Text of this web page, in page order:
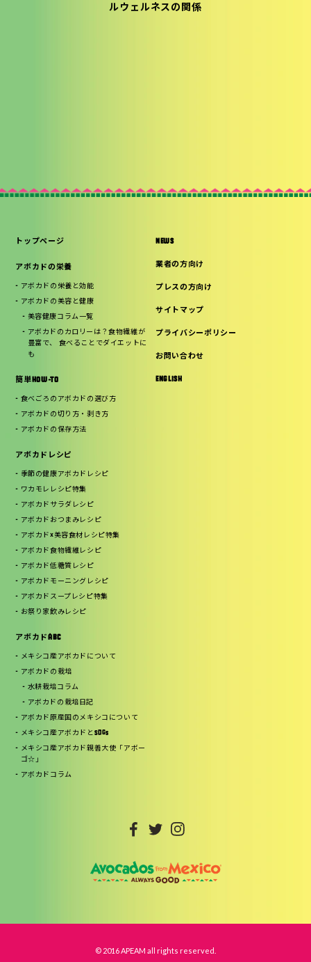
ルウェルネスの関係
トップページ
アボカドの栄養
アボカドの栄養と効能
アボカドの美容と健康
美容健康コラム一覧
アボカドのカロリーは？食物繊維が
豊富で、 食べることでダイエットに
も
簡単HOW-TO
食べごろのアボカドの選び方
アボカドの切り方・剥き方
アボカドの保存方法
アボカドレシピ
季節の健康アボカドレシピ
ワカモレレシピ特集
アボカドサラダレシピ
アボカドおつまみレシピ
アボカド×美容食材レシピ特集
アボカド食物繊維レシピ
アボカド低糖質レシピ
アボカドモーニングレシピ
アボカドスープレシピ特集
お祭り家飲みレシピ
アボカドABC
メキシコ産アボカドについて
アボカドの栽培
水耕栽培コラム
アボカドの栽培日記
アボカド原産国のメキシコについて
メキシコ産アボカドとSDGs
メキシコ産アボカド親善大使「アボー
ゴ☆」
アボカドコラム
NEWS
業者の方向け
プレスの方向け
サイトマップ
プライバシーポリシー
お問い合わせ
ENGLISH
© 2016 APEAM all rights reserved.